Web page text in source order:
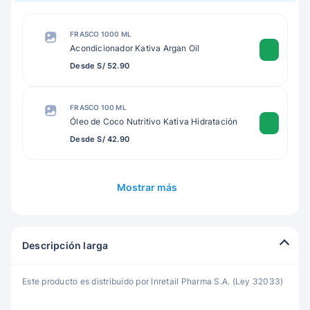
FRASCO 1000 ML
Acondicionador Kativa Argan Oil
Desde S/ 52.90
FRASCO 100 ML
Óleo de Coco Nutritivo Kativa Hidratación
Desde S/ 42.90
Mostrar más
Descripción larga
Este producto es distribuido por Inretail Pharma S.A. (Ley 32033)